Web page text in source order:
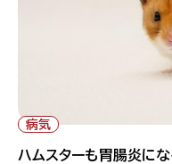
病気
ハムスターも胃腸炎に